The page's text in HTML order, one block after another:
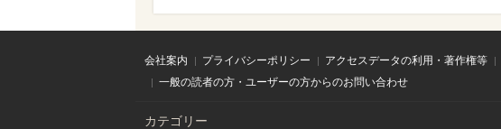
会社案内 プライバシーポリシー アクセスデータの利用・著作権等
一般の読者の方・ユーザーの方からのお問い合わせ
カテゴリー